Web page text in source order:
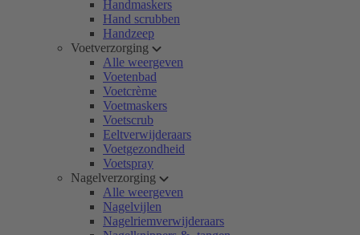
Handmaskers
Hand scrubben
Handzeep
Voetverzorging
Alle weergeven
Voetenbad
Voetcrème
Voetmaskers
Voetscrub
Eeltverwijderaars
Voetgezondheid
Voetspray
Nagelverzorging
Alle weergeven
Nagelvijlen
Nagelriemverwijderaars